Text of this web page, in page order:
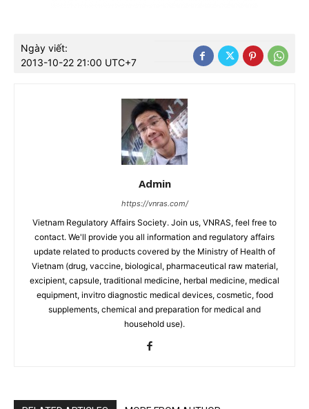
Ngày viết:
2013-10-22 21:00 UTC+7
Admin
https://vnras.com/
Vietnam Regulatory Affairs Society. Join us, VNRAS, feel free to
contact. We'll provide you all information and regulatory affairs
update related to products covered by the Ministry of Health of
Vietnam (drug, vaccine, biological, pharmaceutical raw material,
excipient, capsule, traditional medicine, herbal medicine, medical
equipment, invitro diagnostic medical devices, cosmetic, food
supplements, chemical and preparation for medical and
household use).